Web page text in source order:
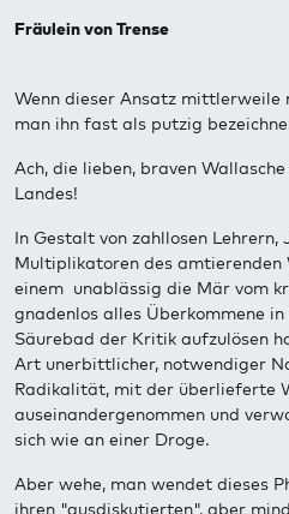
Fräulein von Trense
Wenn dieser Ansatz mittlerweile
man ihn fast als putzig
Ach, die lieben, braven
Landes!
In Gestalt von zahllosen
Multiplikatoren des amtierenden
einem unablässig die Mär vom
gnadenlos alles Überkommene
Säurebad der Kritik aufzulösen
Art unerbittlicher, notwendiger
Radikalität, mit der überlieferte
auseinandergenommen und
sich wie an einer Droge.
Aber wehe, man wendet dieses
ihren "ausdiskutierten", aber